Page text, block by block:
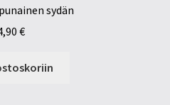
sydän
€